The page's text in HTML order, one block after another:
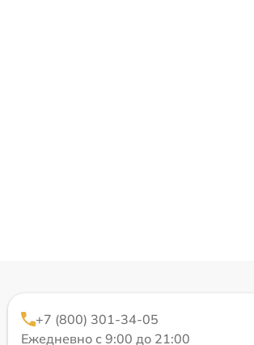
+7 (800) 301-34-05
Ежедневно с 9:00 до 21:00